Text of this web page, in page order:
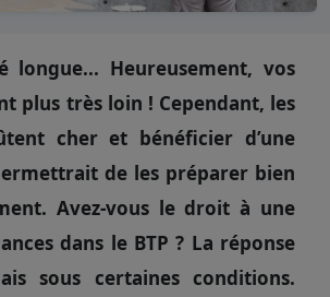
longue... Heureusement, vos
plus très loin ! Cependant, les
cher et bénéficier d’une
de les préparer bien
Avez-vous le droit à une
dans le BTP ? La réponse
sous certaines conditions.